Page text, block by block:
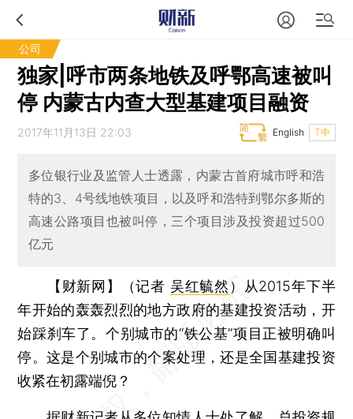
公司
独家|呼市两条地铁及呼鄂高速被叫
停 内蒙古内查大型基建项目融资
2017年11月13日 22:03 T中
English
多位银行业及监管人士透露，内蒙古首府城市呼和浩
特的3、4号线地铁项目，以及呼和浩特到鄂尔多斯的
高速公路项目也被叫停，三个项目涉及投资超过500
亿元
【财新网】（记者 吴红毓然 ）
从2015年下半
年开始的轰轰烈烈的地方政府的基建投资活动，开
始踩刹车了。个别城市的“铁公基”项目正被明确叫
停。这是个别城市的个案处理，还是全国基建投资
收紧在初露端倪？